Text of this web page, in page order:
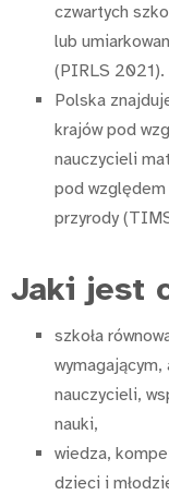
czwartych
lub
(PIRLS 2021).
Polska
krajów pod
nauczycieli
pod
przyrody
Jaki jest
szkoła
nauczycieli,
nauki,
wiedza,
dzieci i